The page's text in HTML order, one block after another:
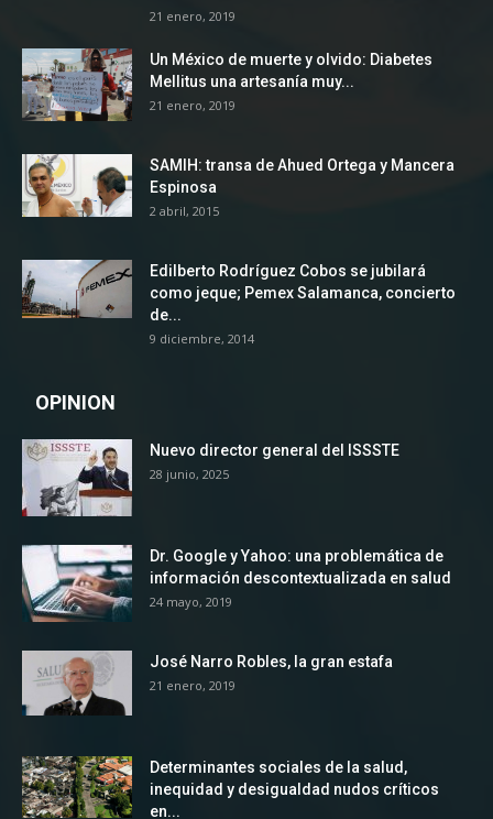
21 enero, 2019
Un México de muerte y olvido: Diabetes
Mellitus una artesanía muy...
21 enero, 2019
SAMIH: transa de Ahued Ortega y Mancera
Espinosa
2 abril, 2015
Edilberto Rodríguez Cobos se jubilará
como jeque; Pemex Salamanca, concierto
de...
9 diciembre, 2014
OPINION
Nuevo director general del ISSSTE
28 junio, 2025
Dr. Google y Yahoo: una problemática de
información descontextualizada en salud
24 mayo, 2019
José Narro Robles, la gran estafa
21 enero, 2019
Determinantes sociales de la salud,
inequidad y desigualdad nudos críticos
en...